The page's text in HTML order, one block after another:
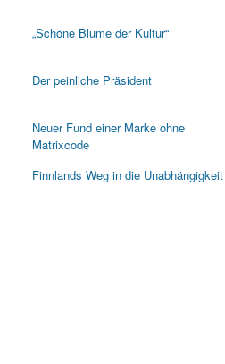
„Schöne Blume der Kultur“
Der peinliche Präsident
Neuer Fund einer Marke ohne
Matrixcode
Finnlands Weg in die Unabhängigkeit